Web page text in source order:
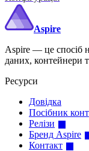
Aspire
Aspire — це спосіб
даних, контейнери
Ресурси
Довідка
Посібник
Релізи
Бренд Aspire
Контакт